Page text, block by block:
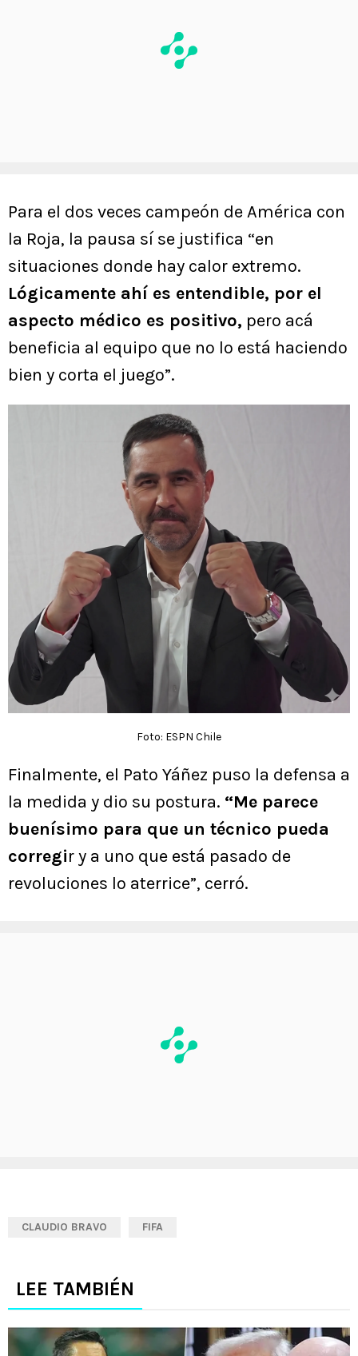
Para el dos veces campeón de América con
la Roja, la pausa sí se justifica “en
situaciones donde hay calor extremo.
Lógicamente ahí es entendible, por el
aspecto médico es positivo, pero acá
beneficia al equipo que no lo está haciendo
bien y corta el juego”.
Foto: ESPN Chile
Finalmente, el Pato Yáñez puso la defensa a
la medida y dio su postura. “Me parece
buenísimo para que un técnico pueda
corregir y a uno que está pasado de
revoluciones lo aterrice”, cerró.
CLAUDIO BRAVO FIFA
LEE TAMBIÉN